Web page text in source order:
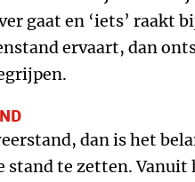
gaat en ‘iets’ raakt
ervaart, dan
dan is het
stand te zetten. Vanuit